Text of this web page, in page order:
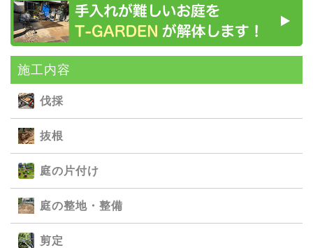
施⼯内容
伐採
抜根
庭の⽚付け
庭の整地・整備
剪定